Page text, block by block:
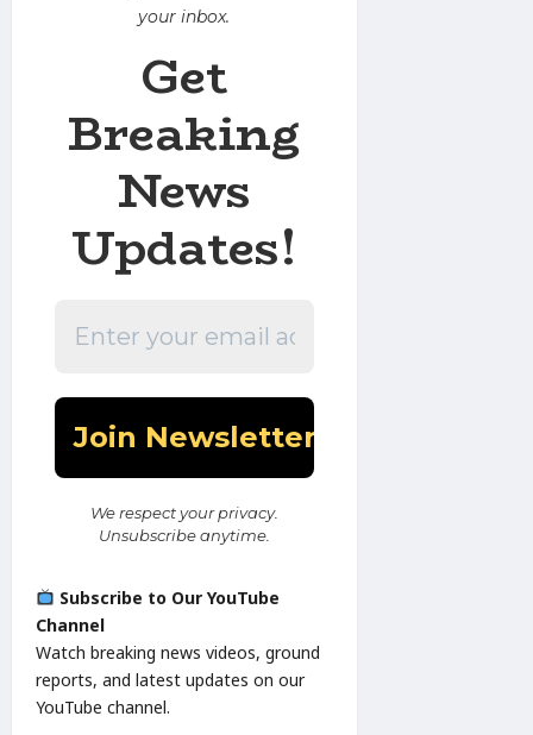
your inbox.
Get
Breaking
News
Updates!
We respect your privacy.
Unsubscribe anytime.
Subscribe to Our YouTube
Channel
Watch breaking news videos, ground
reports, and latest updates on our
YouTube channel.